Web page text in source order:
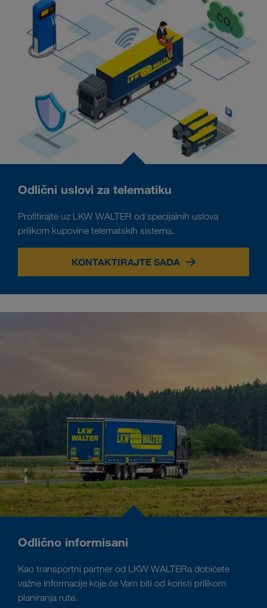
Odlični uslovi za telematiku
Profitirajte uz LKW WALTER od specijalnih uslova
prilikom kupovine telematskih sistema.
KONTAKTIRAJTE SADA
Odlično informisani
Kao transportni partner od LKW WALTERa dobićete
važne informacije koje će Vam biti od koristi prilikom
planiranja rute.